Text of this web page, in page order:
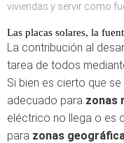
viviendas y servir como
Las placas solares, la
La contribución al
tarea de todos
Si bien es cierto que
adecuado para zonas
eléctrico no llega o es
para zonas